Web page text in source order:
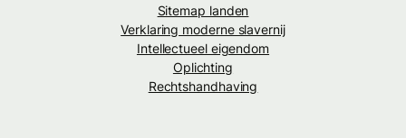
Sitemap landen
Verklaring moderne slavernij
Intellectueel eigendom
Oplichting
Rechtshandhaving